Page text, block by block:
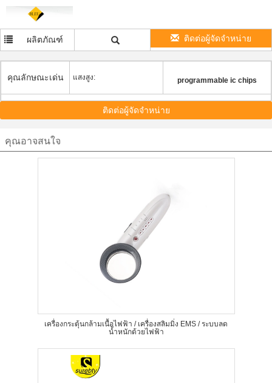
ผลิตภัณฑ์ ติดต่อผู้จัดจำหน่าย
คุณลักษณะเด่น แสงสูง: programmable ic chips
ติดต่อผู้จัดจำหน่าย
คุณอาจสนใจ
เครื่องกระตุ้นกล้ามเนื้อไฟฟ้า / เครื่องสลิมมิ่ง EMS / ระบบลด
น้ำหนักด้วยไฟฟ้า